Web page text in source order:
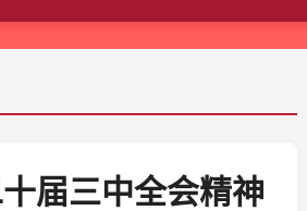
届三中全会精神